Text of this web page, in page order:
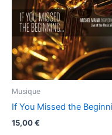
Musique
If You Missed the
15,00€